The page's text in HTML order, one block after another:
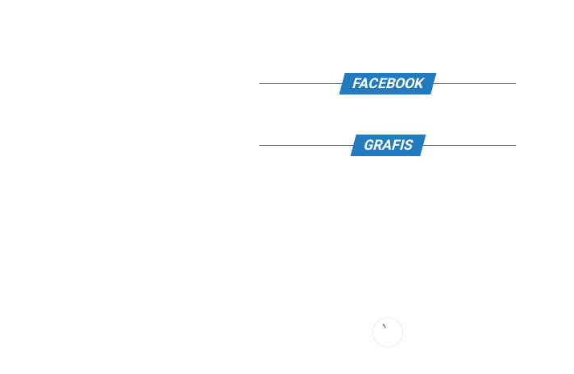
FACEBOOK
GRAFIS